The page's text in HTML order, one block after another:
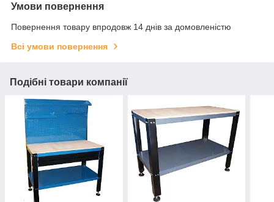
Умови повернення
Повернення товару впродовж 14 днів за домовленістю
Всі умови повернення
Подібні товари компанії